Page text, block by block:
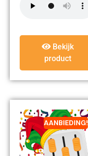
Bekijk
product
AANBIEDING!